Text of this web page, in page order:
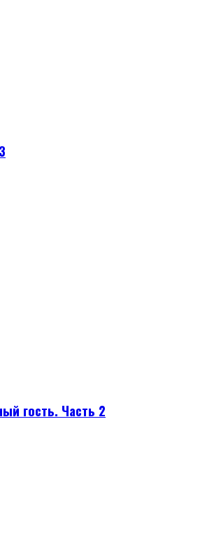
гость. Часть 2